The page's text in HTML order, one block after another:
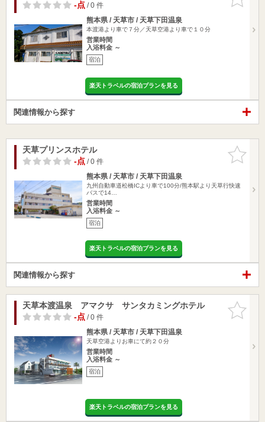
りに追加
-点/ 0 件
熊本県 / 天草市 / 天草下田温泉
本渡港より車で７分／天草空港より車で１０分
営業時間
入浴料金 ～
宿泊
楽天トラベルの宿泊プランを見る
関連情報から探す
お気に入
りに追加
天草プリンスホテル
-点/ 0 件
熊本県 / 天草市 / 天草下田温泉
九州自動車道松橋ICより車で100分/熊本駅より天草行快速
バスで14…
営業時間
入浴料金 ～
宿泊
楽天トラベルの宿泊プランを見る
関連情報から探す
お気に入
りに追加
天草本渡温泉 アマクサ サンタカミングホテル
-点/ 0 件
熊本県 / 天草市 / 天草下田温泉
天草空港よりお車にて約２０分
営業時間
入浴料金 ～
宿泊
楽天トラベルの宿泊プランを見る